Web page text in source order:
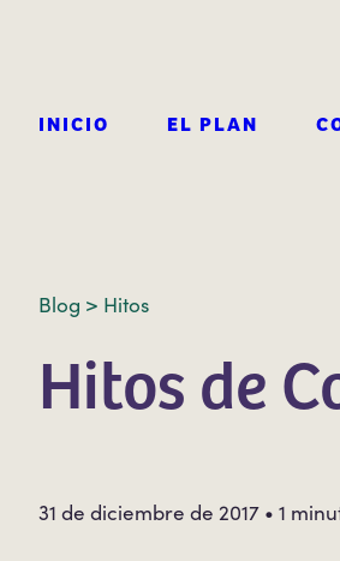
INICIO EL PLAN
Blog > Hitos
Hitos de
31 de diciembre de 2017 • 1